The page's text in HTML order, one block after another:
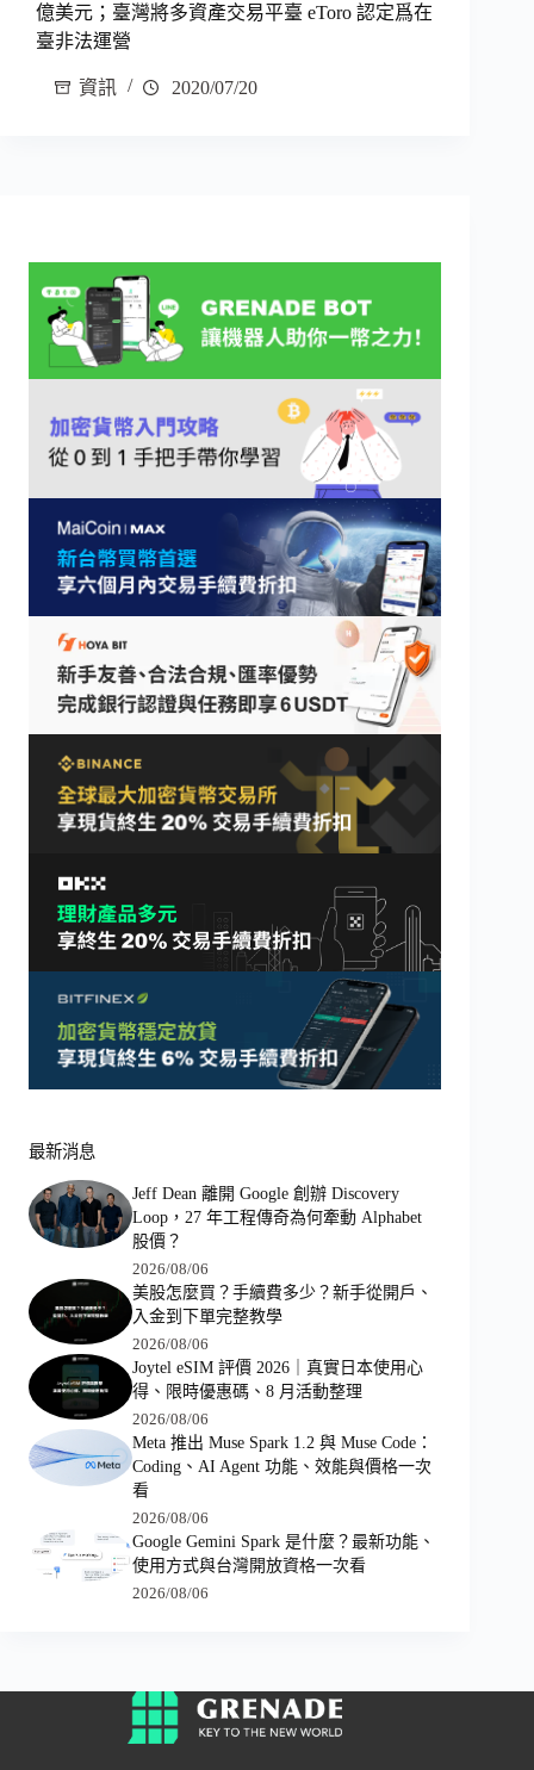
億美元；臺灣將多資產交易平臺 eToro 認定爲在
臺非法運營
資訊 2020/07/20
最新消息
Jeff Dean 離開 Google 創辦 Discovery
Loop，27 年工程傳奇為何牽動 Alphabet
股價？
2026/08/06
美股怎麼買？手續費多少？新手從開戶、
入金到下單完整教學
2026/08/06
Joytel eSIM 評價 2026｜真實日本使用心
得、限時優惠碼、8 月活動整理
2026/08/06
Meta 推出 Muse Spark 1.2 與 Muse Code：
Coding、AI Agent 功能、效能與價格一次
看
2026/08/06
Google Gemini Spark 是什麼？最新功能、
使用方式與台灣開放資格一次看
2026/08/06